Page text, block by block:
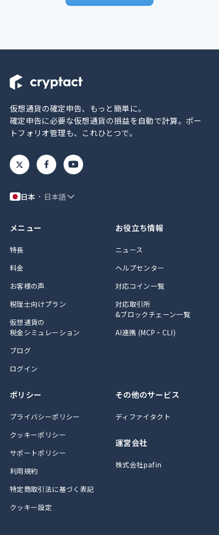
仮想通貨の確定申告、もっと簡単に。
確定申告に必要な仮想通貨の損益を自動で計算。 ポー
トフォリオ管理も、これひとつで。
日本 日本語
メニュー
特長
料金
お客様の声
税理士向けプラン
仮想通貨の
税金シミュレーション
ブログ
ログイン
お役立ち情報
ニュース
ヘルプセンター
対応コイン一覧
対応取引所
&ブロックチェーン一覧
AI連携 (MCP・CLI)
ポリシー
プライバシーポリシー
クッキーポリシー
サポートポリシー
利用規約
特定商取引法に基づく表記
クッキー設定
その他のサービス
ディファイタクト
運営会社
株式会社pafin